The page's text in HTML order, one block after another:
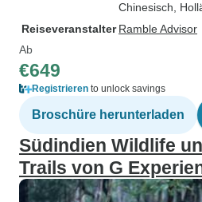
Chinesisch,
Reiseveranstalter Ramble Advisor
Ab
€649
Registrieren to unlock savings
Broschüre herunterladen
Südindien Wildlife
Trails von G